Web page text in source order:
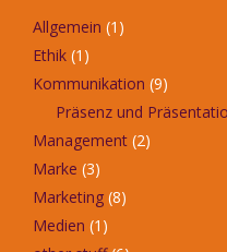
Allgemein (1)
Ethik (1)
Kommunikation (9)
Präsenz und
Management (2)
Marke (3)
Marketing (8)
Medien (1)